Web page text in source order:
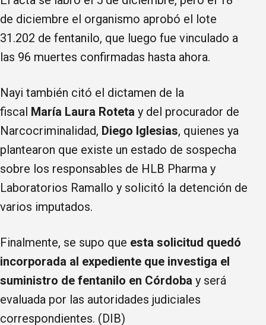
de diciembre el organismo aprobó el lote
31.202 de fentanilo, que luego fue vinculado a
las 96 muertes confirmadas hasta ahora.
Nayi también citó el dictamen de la
fiscal María Laura Roteta y del procurador de
Narcocriminalidad, Diego Iglesias, quienes ya
plantearon que existe un estado de sospecha
sobre los responsables de HLB Pharma y
Laboratorios Ramallo y solicitó la detención de
varios imputados.
Finalmente, se supo que esta solicitud quedó
incorporada al expediente que investiga el
suministro de fentanilo en Córdoba y será
evaluada por las autoridades judiciales
correspondientes. (DIB)